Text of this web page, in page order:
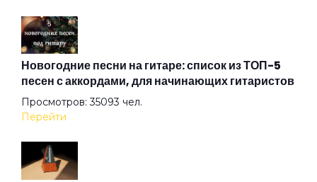
Дочь смотрителя маяка
Дядя Вася 2
Дядя Федя
Новогодние песни на гитаре: список из ТОП-5
песен с аккордами, для начинающих гитаристов
Просмотров: 35093 чел.
Перейти